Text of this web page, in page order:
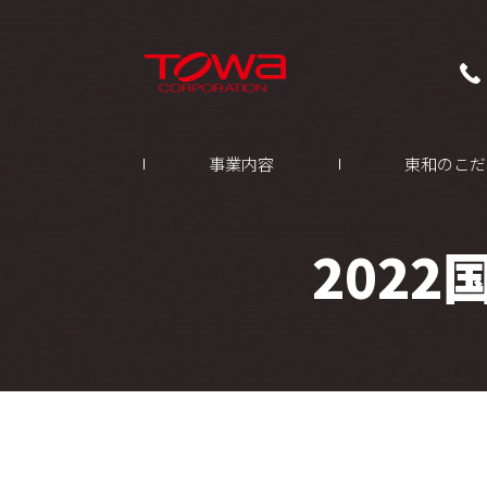
事業内容 東和のこ
2022